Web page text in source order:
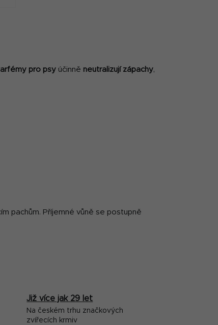
pro psy účinně neutralizují zápachy,
pachům. Příjemné vůně se postupně
Již více jak 29 let
Na českém trhu značkových
zvířecích krmiv